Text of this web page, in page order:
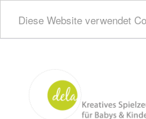
Diese Website verwendet